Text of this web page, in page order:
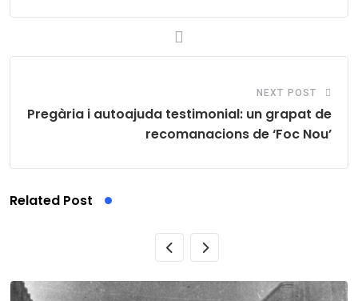
NEXT POST
Pregària i autoajuda testimonial: un grapat de
recomanacions de ‘Foc Nou’
Related Post